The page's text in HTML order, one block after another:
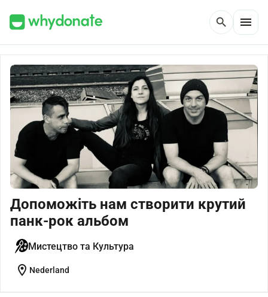
search menu
Допоможіть нам створити крутий
панк-рок альбом
Мистецтво та Культура
location_on Nederland